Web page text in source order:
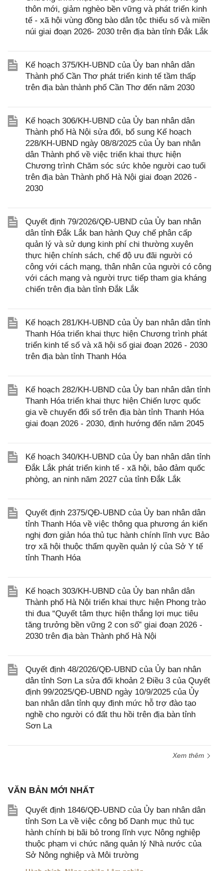
thôn mới, giảm nghèo bền vững và phát triển kinh
tế - xã hội vùng đồng bào dân tộc thiểu số và miền
núi giai đoạn 2026- 2030 trên địa bàn tỉnh Đắk Lắk
Kế hoạch 375/KH-UBND của Ủy ban nhân dân
Thành phố Cần Thơ phát triển kinh tế tầm thấp
trên địa bàn thành phố Cần Thơ đến năm 2030
Kế hoạch 306/KH-UBND của Ủy ban nhân dân
Thành phố Hà Nội sửa đổi, bổ sung Kế hoạch
228/KH-UBND ngày 08/8/2025 của Ủy ban nhân
dân Thành phố về việc triển khai thực hiện
Chương trình Chăm sóc sức khỏe người cao tuổi
trên địa bàn Thành phố Hà Nội giai đoạn 2026 -
2030
Quyết định 79/2026/QĐ-UBND của Ủy ban nhân
dân tỉnh Đắk Lắk ban hành Quy chế phân cấp
quản lý và sử dụng kinh phí chi thường xuyên
thực hiện chính sách, chế độ ưu đãi người có
công với cách mạng, thân nhân của người có công
với cách mạng và người trực tiếp tham gia kháng
chiến trên địa bàn tỉnh Đắk Lắk
Kế hoạch 281/KH-UBND của Ủy ban nhân dân tỉnh
Thanh Hóa triển khai thực hiện Chương trình phát
triển kinh tế số và xã hội số giai đoạn 2026 - 2030
trên địa bàn tỉnh Thanh Hóa
Kế hoạch 282/KH-UBND của Ủy ban nhân dân tỉnh
Thanh Hóa triển khai thực hiện Chiến lược quốc
gia về chuyển đổi số trên địa bàn tỉnh Thanh Hóa
giai đoạn 2026 - 2030, định hướng đến năm 2045
Kế hoạch 340/KH-UBND của Ủy ban nhân dân tỉnh
Đắk Lắk phát triển kinh tế - xã hội, bảo đảm quốc
phòng, an ninh năm 2027 của tỉnh Đắk Lắk
Quyết định 2375/QĐ-UBND của Ủy ban nhân dân
tỉnh Thanh Hóa về việc thông qua phương án kiến
nghị đơn giản hóa thủ tục hành chính lĩnh vực Bảo
trợ xã hội thuộc thẩm quyền quản lý của Sở Y tế
tỉnh Thanh Hóa
Kế hoạch 303/KH-UBND của Ủy ban nhân dân
Thành phố Hà Nội triển khai thực hiện Phong trào
thi đua “Quyết tâm thực hiện thắng lợi mục tiêu
tăng trưởng bền vững 2 con số” giai đoạn 2026 -
2030 trên địa bàn Thành phố Hà Nội
Quyết định 48/2026/QĐ-UBND của Ủy ban nhân
dân tỉnh Sơn La sửa đổi khoản 2 Điều 3 của Quyết
định 99/2025/QĐ-UBND ngày 10/9/2025 của Ủy
ban nhân dân tỉnh quy định mức hỗ trợ đào tạo
nghề cho người có đất thu hồi trên địa bàn tỉnh
Sơn La
Xem thêm
VĂN BẢN MỚI NHẤT
Quyết định 1846/QĐ-UBND của Ủy ban nhân dân
tỉnh Sơn La về việc công bố Danh mục thủ tục
hành chính bị bãi bỏ trong lĩnh vực Nông nghiệp
thuộc phạm vi chức năng quản lý Nhà nước của
Sở Nông nghiệp và Môi trường